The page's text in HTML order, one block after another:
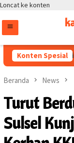
Loncat ke konten
Konten Spesial
Arahan Megawati
Beranda News
Turut
Sulsel